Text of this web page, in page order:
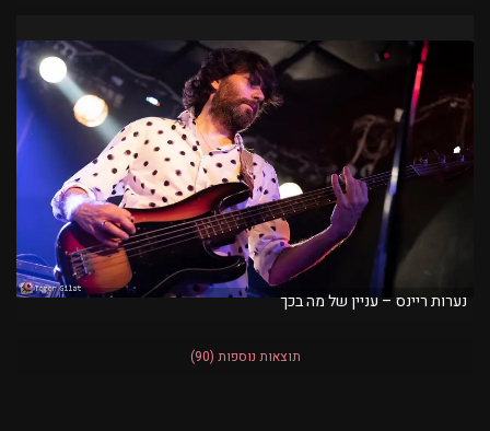
נערות ריינס – עניין של מה בכך
תוצאות נוספות (90)